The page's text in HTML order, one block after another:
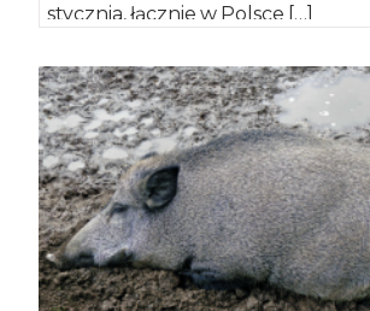
stycznia, łącznie w Polsce […]